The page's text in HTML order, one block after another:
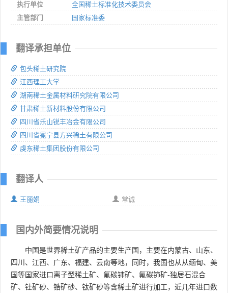
执行单位
全国稀土标准化技术委员会
主管部门
国家标准委
翻译承担单位
包头稀土研究院
江西理工大学
湖南稀土金属材料研究院有限公司
甘肃稀土新材料股份有限公司
四川省乐山锐丰冶金有限公司
四川省冕宁县方兴稀土有限公司
虔东稀土集团股份有限公司
翻译人
王丽娟 常诚
国内外简要情况说明
中国是世界稀土矿产品的主要生产国，主要在内蒙古、山东、
四川、江西、广东、福建、云南等地，同时，我国也从从缅甸、美
国等国家进口离子型稀土矿、氟碳铈矿、氟碳铈矿-独居石混合
矿、钍矿砂、锆矿砂、钛矿砂等含稀土矿进行加工，近几年进口数